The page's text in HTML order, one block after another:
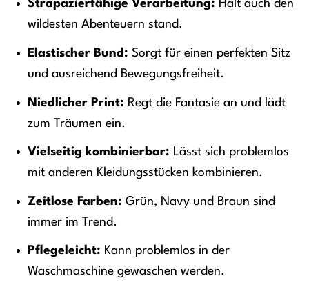
Strapazierfähige Verarbeitung: Hält auch den
wildesten Abenteuern stand.
Elastischer Bund: Sorgt für einen perfekten Sitz
und ausreichend Bewegungsfreiheit.
Niedlicher Print: Regt die Fantasie an und lädt
zum Träumen ein.
Vielseitig kombinierbar: Lässt sich problemlos
mit anderen Kleidungsstücken kombinieren.
Zeitlose Farben: Grün, Navy und Braun sind
immer im Trend.
Pflegeleicht: Kann problemlos in der
Waschmaschine gewaschen werden.